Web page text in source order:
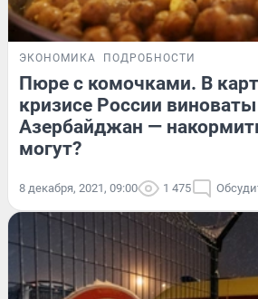
ЭКОНОМИКА ПОДРОБНОСТИ
Пюре с комочками. В
кризисе России виноваты
Азербайджан —
могут?
8 декабря, 2021, 09:00 1 475